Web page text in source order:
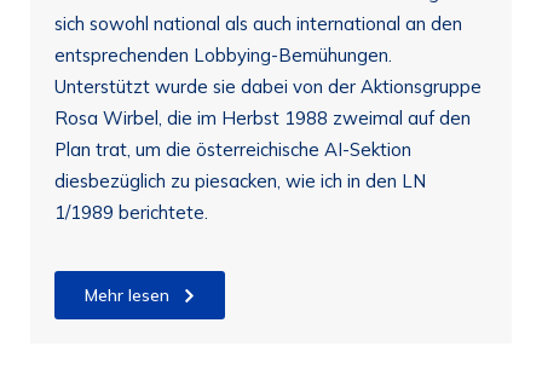
sich sowohl national als auch international an den
entsprechenden Lobbying-Bemühungen.
Unterstützt wurde sie dabei von der Aktionsgruppe
Rosa Wirbel, die im Herbst 1988 zweimal auf den
Plan trat, um die österreichische AI-Sektion
diesbezüglich zu piesacken, wie ich in den LN
1/1989 berichtete.
Mehr lesen